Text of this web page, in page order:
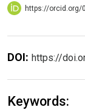
https://orcid.org/
DOI: https://
Keywords: